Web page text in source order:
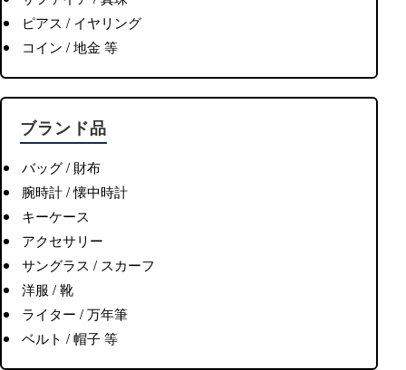
ピアス / イヤリング
コイン / 地金 等
ブランド品
バッグ / 財布
腕時計 / 懐中時計
キーケース
アクセサリー
サングラス / スカーフ
洋服 / 靴
ライター / 万年筆
ベルト / 帽子 等